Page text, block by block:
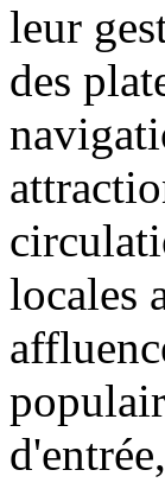
leur
des
locales